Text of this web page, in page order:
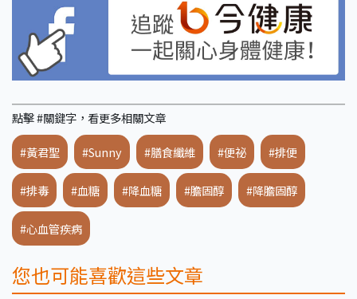
點擊 #關鍵字，看更多相關文章
#黃君聖 #Sunny #膳食纖維 #便祕 #排便
#排毒 #血糖 #降血糖 #膽固醇 #降膽固醇
#心血管疾病
您也可能喜歡這些文章